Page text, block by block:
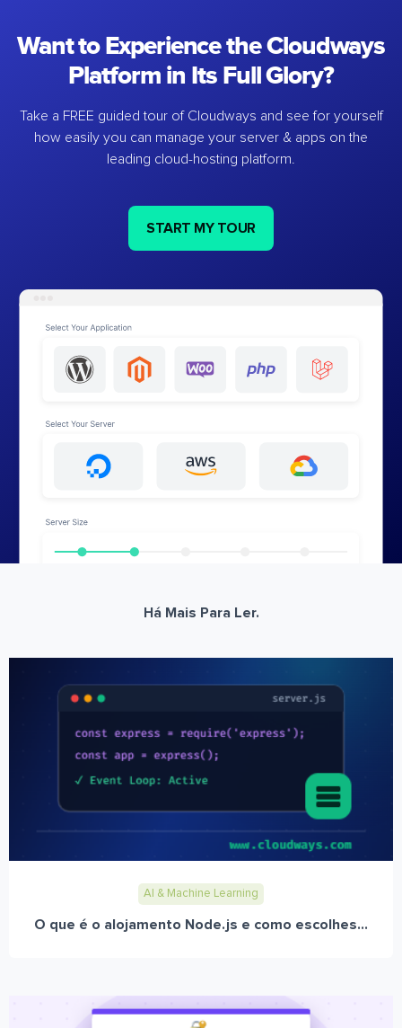
Want to Experience the Cloudways
Platform in Its Full Glory?
Take a FREE guided tour of Cloudways and see for yourself
how easily you can manage your server & apps on the
leading cloud-hosting platform.
START MY TOUR
Há Mais Para Ler.
AI & Machine Learning
O que é o alojamento Node.js e como escolhes...